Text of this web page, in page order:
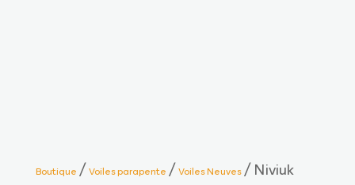
Boutique /Voiles parapente /Voiles Neuves/ Niviuk